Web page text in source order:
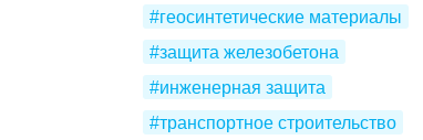
#геосинтетические материалы
#защита железобетона
#инженерная защита
#транспортное строительство